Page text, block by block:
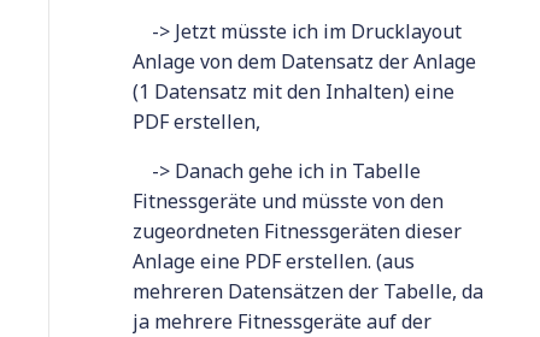
-> Jetzt müsste ich im Drucklayout
Anlage von dem Datensatz der Anlage
(1 Datensatz mit den Inhalten) eine
PDF erstellen,
-> Danach gehe ich in Tabelle
Fitnessgeräte und müsste von den
zugeordneten Fitnessgeräten dieser
Anlage eine PDF erstellen. (aus
mehreren Datensätzen der Tabelle, da
ja mehrere Fitnessgeräte auf der